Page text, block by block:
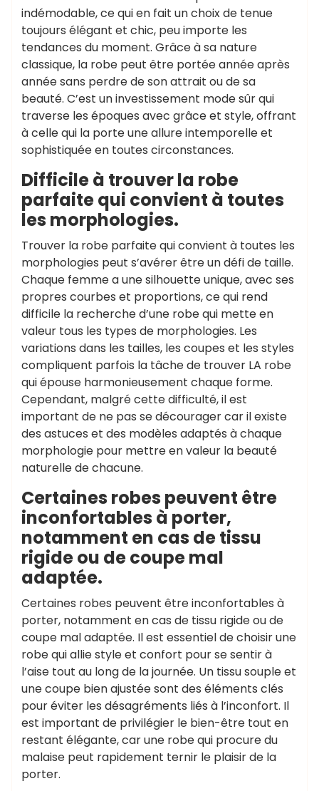
indémodable, ce qui en fait un choix de tenue
toujours élégant et chic, peu importe les
tendances du moment. Grâce à sa nature
classique, la robe peut être portée année après
année sans perdre de son attrait ou de sa
beauté. C’est un investissement mode sûr qui
traverse les époques avec grâce et style, offrant
à celle qui la porte une allure intemporelle et
sophistiquée en toutes circonstances.
Difficile à trouver la robe
parfaite qui convient à toutes
les morphologies.
Trouver la robe parfaite qui convient à toutes les
morphologies peut s’avérer être un défi de taille.
Chaque femme a une silhouette unique, avec ses
propres courbes et proportions, ce qui rend
difficile la recherche d’une robe qui mette en
valeur tous les types de morphologies. Les
variations dans les tailles, les coupes et les styles
compliquent parfois la tâche de trouver LA robe
qui épouse harmonieusement chaque forme.
Cependant, malgré cette difficulté, il est
important de ne pas se décourager car il existe
des astuces et des modèles adaptés à chaque
morphologie pour mettre en valeur la beauté
naturelle de chacune.
Certaines robes peuvent être
inconfortables à porter,
notamment en cas de tissu
rigide ou de coupe mal
adaptée.
Certaines robes peuvent être inconfortables à
porter, notamment en cas de tissu rigide ou de
coupe mal adaptée. Il est essentiel de choisir une
robe qui allie style et confort pour se sentir à
l’aise tout au long de la journée. Un tissu souple et
une coupe bien ajustée sont des éléments clés
pour éviter les désagréments liés à l’inconfort. Il
est important de privilégier le bien-être tout en
restant élégante, car une robe qui procure du
malaise peut rapidement ternir le plaisir de la
porter.